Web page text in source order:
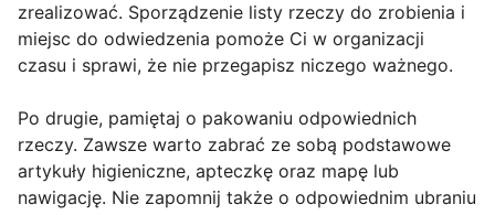
zrealizować. Sporządzenie listy rzeczy do zrobienia i
miejsc do odwiedzenia pomoże Ci w organizacji
czasu i sprawi, że nie przegapisz niczego ważnego.
Po drugie, pamiętaj o pakowaniu odpowiednich
rzeczy. Zawsze warto zabrać ze sobą podstawowe
artykuły higieniczne, apteczkę oraz mapę lub
nawigację. Nie zapomnij także o odpowiednim ubraniu